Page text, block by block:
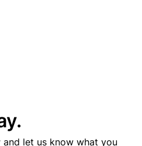
let us know what you